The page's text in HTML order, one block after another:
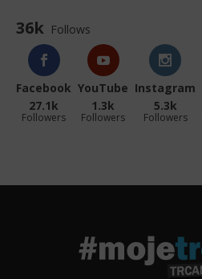
36k Follows
Facebook
27.1k
Followers
YouTube
1.3k
Followers
Instagram
5.3k
Followers